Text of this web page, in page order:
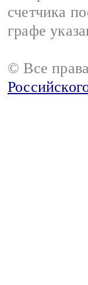
счетчика
графе
© Все